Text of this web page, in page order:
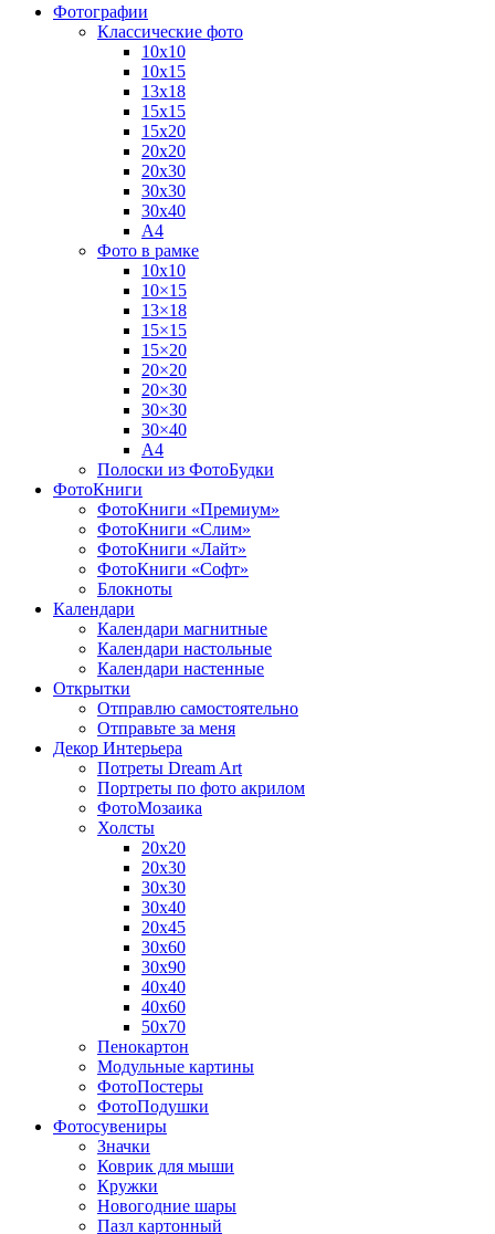
Фотографии
Классические фото
10х10
10х15
13х18
15х15
15х20
20х20
20х30
30х30
30х40
А4
Фото в рамке
10х10
10×15
13×18
15×15
15×20
20×20
20×30
30×30
30×40
A4
Полоски из ФотоБудки
ФотоКниги
ФотоКниги «Премиум»
ФотоКниги «Слим»
ФотоКниги «Лайт»
ФотоКниги «Софт»
Блокноты
Календари
Календари магнитные
Календари настольные
Календари настенные
Открытки
Отправлю самостоятельно
Отправьте за меня
Декор Интерьера
Потреты Dream Art
Портреты по фото акрилом
ФотоМозаика
Холсты
20х20
20х30
30х30
30х40
20х45
30х60
30х90
40х40
40х60
50х70
Пенокартон
Модульные картины
ФотоПостеры
ФотоПодушки
Фотоcувениры
Значки
Коврик для мыши
Кружки
Новогодние шары
Пазл картонный